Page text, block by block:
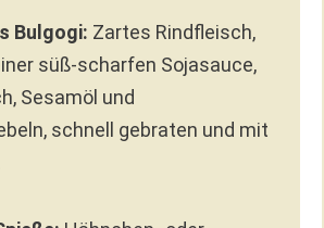
Bulgogi: Zartes Rindfleisch,
süß-scharfen Sojasauce,
Sesamöl und
schnell gebraten und mit